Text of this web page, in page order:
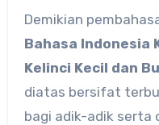
Demikian
Bahasa Indonesia
Kelinci Kecil dan
diatas bersifat
bagi adik-adik serta